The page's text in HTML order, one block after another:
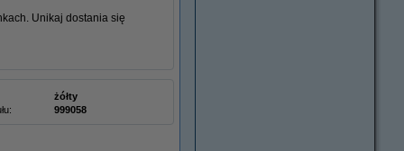
Unikaj dostania się
żółty
999058